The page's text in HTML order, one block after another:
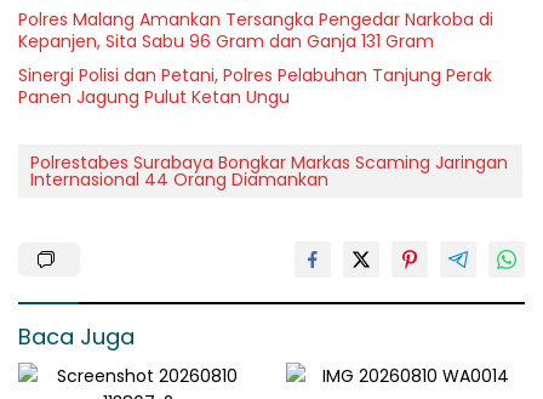
Polres Malang Amankan Tersangka Pengedar Narkoba di
Kepanjen, Sita Sabu 96 Gram dan Ganja 131 Gram
Sinergi Polisi dan Petani, Polres Pelabuhan Tanjung Perak
Panen Jagung Pulut Ketan Ungu
Polrestabes Surabaya Bongkar Markas Scaming Jaringan
Internasional 44 Orang Diamankan
Baca Juga